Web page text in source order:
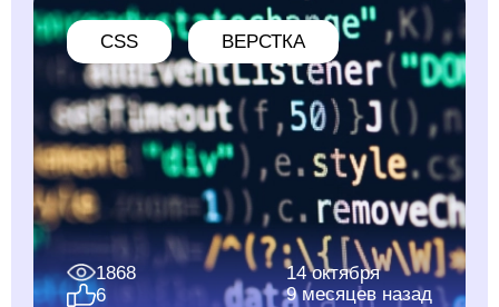
CSS ВЕРСТКА
1868
6
14 октября
9 месяцев назад